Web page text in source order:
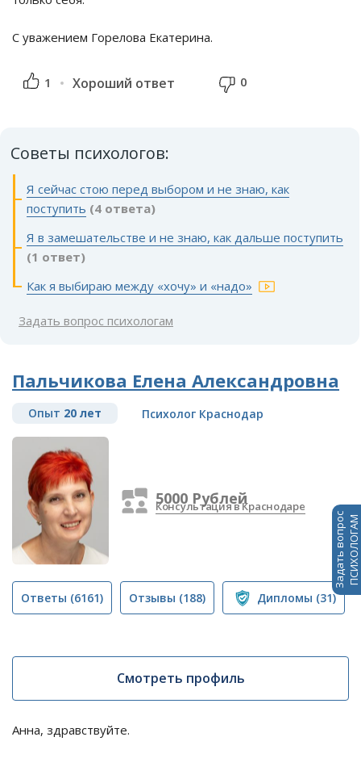
С уважением Горелова Екатерина.
1 Хороший ответ 0
Советы психологов:
Я сейчас стою перед выбором и не знаю, как
поступить (4 ответа)
Я в замешательстве и не знаю, как дальше поступить
(1 ответ)
Как я выбираю между «хочу» и «надо»
Задать вопрос психологам
Пальчикова Елена Александровна
Опыт 20 лет Психолог Краснодар
5000 Рублей
Консультация в Краснодаре
Ответы (6161) Отзывы (188) Дипломы (31)
Смотреть профиль
Анна, здравствуйте.
Задать вопросПСИХОЛОГАМ